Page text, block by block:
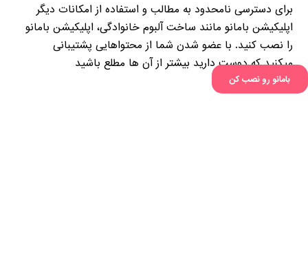
برای دسترسی نامحدود به مطالب و استفاده از امکانات دیگر
اپلیکیشن بامانو مانند ساخت آلبوم خانوادگی، اپلیکیشن بامانو
را نصب کنید. با عضو شدن شما از محتواهایی پشتیبانی
میکنید که دوست دارید بیشتر از آن ها مطلع باشید
بامانو رو نصب کن
پست های مشابه